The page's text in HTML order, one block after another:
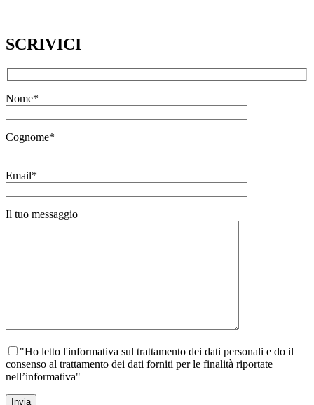
SCRIVICI
Nome*
Cognome*
Email*
Il tuo messaggio
"Ho letto l'informativa sul trattamento dei dati personali e do il
consenso al trattamento dei dati forniti per le finalità riportate
nell’informativa"